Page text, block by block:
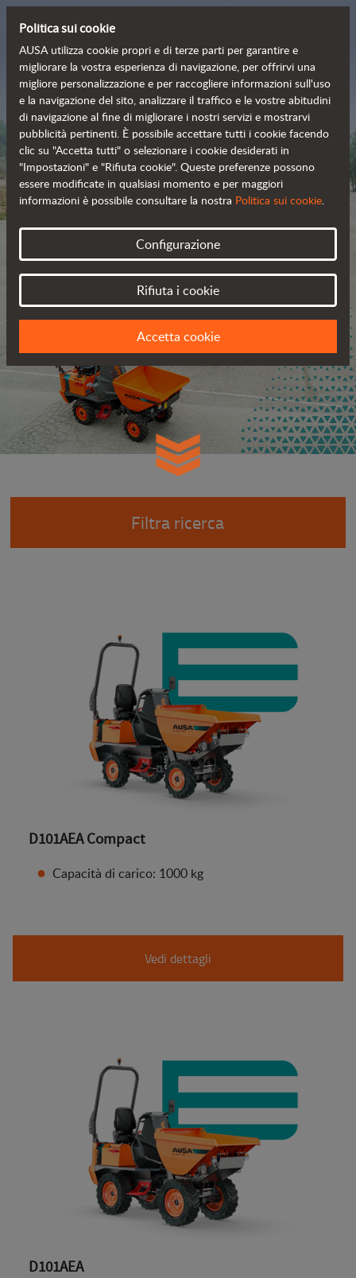
La gamma fuoristrada a
emissioni zero
Filtra ricerca
D101AEA Compact
Capacità di carico: 1000 kg
Vedi dettagli
D101AEA
Politica sui cookie
AUSA utilizza cookie propri e di terze parti per garantire e
migliorare la vostra esperienza di navigazione, per offrirvi una
migliore personalizzazione e per raccogliere informazioni sull'uso
e la navigazione del sito, analizzare il traffico e le vostre abitudini
di navigazione al fine di migliorare i nostri servizi e mostrarvi
pubblicità pertinenti. È possibile accettare tutti i cookie facendo
clic su "Accetta tutti" o selezionare i cookie desiderati in
"Impostazioni" e "Rifiuta cookie". Queste preferenze possono
essere modificate in qualsiasi momento e per maggiori
informazioni è possibile consultare la nostra Politica sui cookie.
Configurazione
Rifiuta i cookie
Accetta cookie